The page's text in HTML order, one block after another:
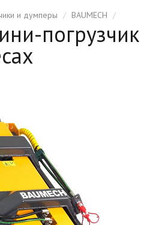
и думперы / BAUMECH /